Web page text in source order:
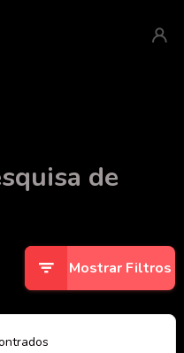
de
Mostrar Filtros